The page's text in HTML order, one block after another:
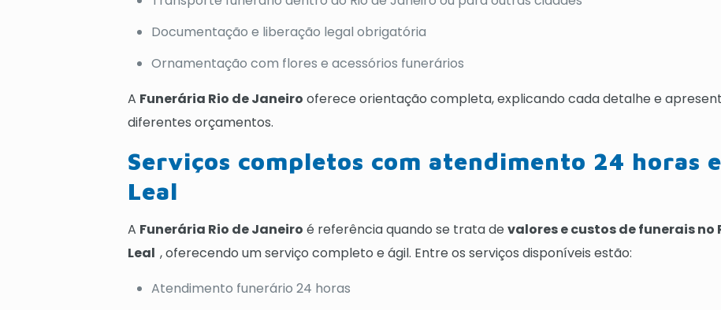
Documentação e liberação legal obrigatória
Ornamentação com flores e acessórios funerários
A Funerária Rio de Janeiro oferece orientação completa, explicando cada detalhe e
diferentes orçamentos.
Serviços completos com atendimento 24 horas
Leal
A Funerária Rio de Janeiro é referência quando se trata devalores e custos de funerais no
Leal, oferecendo um serviço completo e ágil. Entre os serviços disponíveis estão:
Atendimento funerário 24 horas